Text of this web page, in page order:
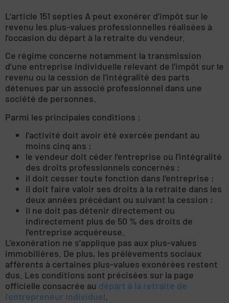
L’article 151 septies A peut exonérer d’impôt sur le
revenu les plus-values professionnelles réalisées à
l’occasion du départ à la retraite du vendeur.
Ce régime concerne notamment la transmission
d’une entreprise individuelle relevant de l’impôt sur le
revenu ou la cession de l’intégralité des parts
détenues par un associé professionnel dans une
société de personnes.
Parmi les principales conditions :
l’activité doit avoir été exercée pendant au
moins cinq ans ;
le vendeur doit céder l’entreprise ou l’intégralité
des droits professionnels concernés ;
il doit cesser toute fonction dans l’entreprise ;
il doit faire valoir ses droits à la retraite dans les
deux années précédant ou suivant la cession ;
il ne doit pas détenir directement ou
indirectement plus de 50 % des droits de
l’entreprise acquéreuse.
L’exonération ne s’applique pas aux plus-values
immobilières. De plus, les prélèvements sociaux
afférents à certaines plus-values exonérées restent
dus. Les conditions sont précisées sur la page
officielle consacrée au départ à la retraite de
l’entrepreneur individuel